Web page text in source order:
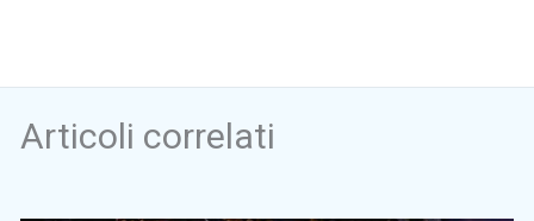
Articoli correlati